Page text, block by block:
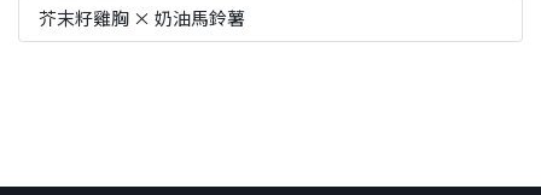
芥末籽雞胸 × 奶油馬鈴薯